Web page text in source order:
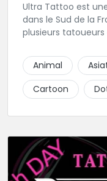
Ultra Tattoo est
dans le Sud de la
plusieurs tatoueurs
Animal
Cartoon